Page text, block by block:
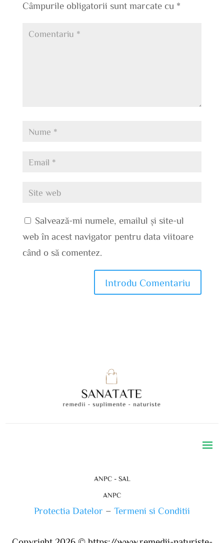
Câmpurile obligatorii sunt marcate cu *
Salvează-mi numele, emailul și site-ul
web în acest navigator pentru data viitoare
când o să comentez.
ANPC - SAL
ANPC
Protectia Datelor – Termeni si Conditii